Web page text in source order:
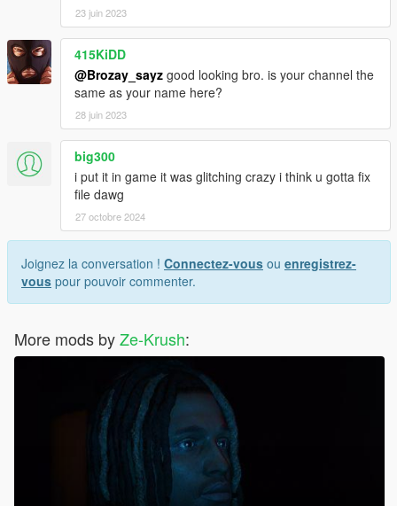
23 juin 2023
415KiDD
@Brozay_sayz good looking bro. is your channel the
same as your name here?
28 juin 2023
big300
i put it in game it was glitching crazy i think u gotta fix
file dawg
27 octobre 2024
Joignez la conversation ! Connectez-vous ou enregistrez-
vous pour pouvoir commenter.
More mods byZe-Krush: